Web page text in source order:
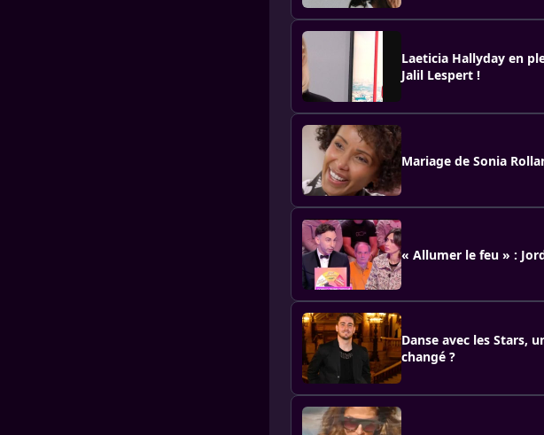
Laeticia Hallyday en
Jalil Lespert !
Mariage de Sonia
« Allumer le feu » :
Danse avec les Stars,
changé ?